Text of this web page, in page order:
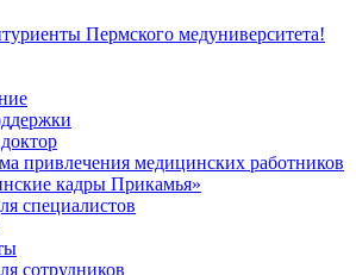
Пермского медуниверситета!
привлечения медицинских работников
кадры Прикамья»
специалистов
сотрудников